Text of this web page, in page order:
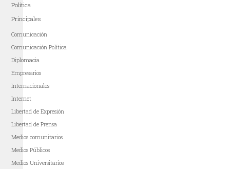
Política
Principales
Comunicación
Comunicación Política
Diplomacia
Empresarios
Internacionales
Internet
Libertad de Expresión
Libertad de Prensa
Medios comunitarios
Medios Públicos
Medios Universitarios